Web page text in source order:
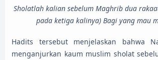
Sholatlah kalian sebelum Maghrib dua
pada ketiga kalinya) Bagi yang mau
Hadits tersebut menjelaskan bahwa
menganjurkan kaum muslim sholat